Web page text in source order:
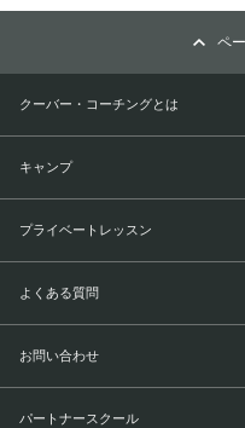
ペ
クーバー・コーチングとは
キャンプ
プライベートレッスン
よくある質問
お問い合わせ
パートナースクール